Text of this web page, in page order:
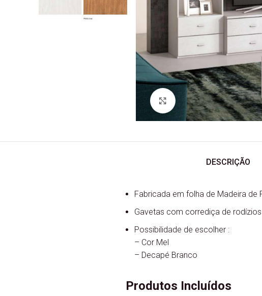
Ver Imagem
DESCRIÇÃO
Fabricada em folha de Madeira
Gavetas com corrediça de rodízios
Possibilidade de escolher :
– Cor Mel
– Decapé Branco
Produtos Incluídos